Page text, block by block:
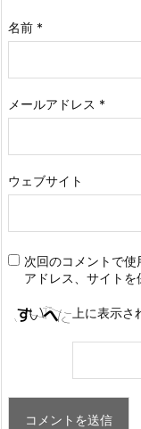
名前 *
メールアドレス *
ウェブサイト
次回のコメントで
アドレス、サイトを
上に表示さ